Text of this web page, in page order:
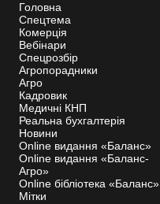
Головна
Спецтема
Комерція
Вебінари
Спецрозбір
Агропорадники
Агро
Кадровик
Медичні КНП
Реальна бухгалтерія
Новини
Online видання «Баланс»
Online видання «Баланс-
Агро»
Online бібліотека «Баланс»
Мітки